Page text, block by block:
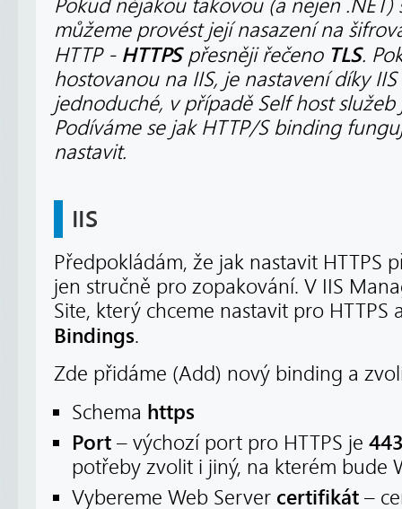
Pokud nějakou takovou (a nejen
můžeme provést její nasazení na
HTTP - HTTPSpřesněji řečeno TLS.
hostovanou na IIS, je nastavení díky
jednoduché, v případě Self host
Podíváme se jak HTTP/S binding
nastavit.
IIS
Předpokládám, že jak nastavit HTTPS
jen stručně pro zopakování. V IIS
Site, který chceme nastavit pro HTTPS
Bindings.
Zde přidáme (Add) nový binding a
Schema https
Port – výchozí port pro HTTPS je
potřeby zvolit i jiný, na kterém bude
Vybereme Web Server certifikát –